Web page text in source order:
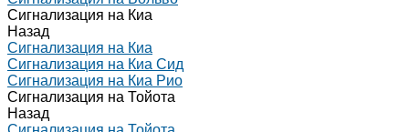
Сигнализация на Киа
Назад
Сигнализация на Киа
Сигнализация на Киа Cид
Сигнализация на Киа Рио
Сигнализация на Тойота
Назад